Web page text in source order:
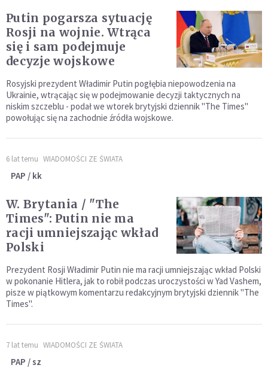
Putin pogarsza sytuację
Rosji na wojnie. Wtrąca
się i sam podejmuje
decyzje wojskowe
Rosyjski prezydent Władimir Putin pogłębia niepowodzenia na
Ukrainie, wtrącając się w podejmowanie decyzji taktycznych na
niskim szczeblu - podał we wtorek brytyjski dziennik "The Times"
powołując się na zachodnie źródła wojskowe.
6 lat temu WIADOMOŚCI ZE ŚWIATA
PAP / kk
W. Brytania / "The
Times": Putin nie ma
racji umniejszając wkład
Polski
Prezydent Rosji Władimir Putin nie ma racji umniejszając wkład Polski
w pokonanie Hitlera, jak to robił podczas uroczystości w Yad Vashem,
pisze w piątkowym komentarzu redakcyjnym brytyjski dziennik "The
Times".
7 lat temu WIADOMOŚCI ZE ŚWIATA
PAP / sz